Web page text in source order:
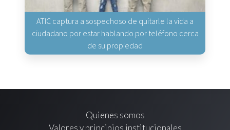
ATIC captura a sospechoso de quitarle la vida a
ciudadano por estar hablando por teléfono cerca
de su propiedad
Quienes somos
Valores y principios institucionales